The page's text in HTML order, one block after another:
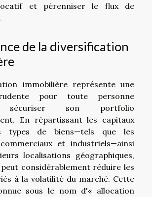
et pérenniser le flux de
de la diversification
immobilière représente une
pour toute personne
sécuriser son portfolio
En répartissant les capitaux
types de biens—tels que les
et industriels—ainsi
localisations géographiques,
considérablement réduire les
à la volatilité du marché. Cette
sous le nom d'« allocation